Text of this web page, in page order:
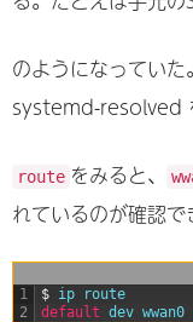
のようになってい
systemd-resolved
route をみると、
れているのが確認で
1
2
$ ip
route
default dev wwan0